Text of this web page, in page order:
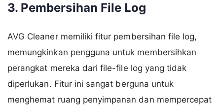
3. Pembersihan File Log
AVG Cleaner memiliki fitur pembersihan file log,
memungkinkan pengguna untuk membersihkan
perangkat mereka dari file-file log yang tidak
diperlukan. Fitur ini sangat berguna untuk
menghemat ruang penyimpanan dan mempercepat